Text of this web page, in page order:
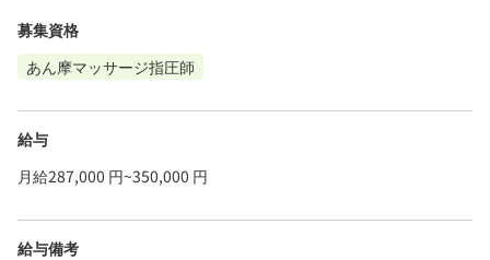
募集資格
あん摩マッサージ指圧師
給与
月給287,000 円~350,000 円
給与備考